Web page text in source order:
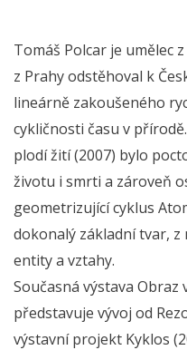
Tomáš Polcar je umělec
z Prahy odstěhoval k
lineárně zakoušeného
cykličnosti času v
plodí žití (2007) bylo
životu i smrti a zároveň
geometrizující cyklus
dokonalý základní tvar,
entity a vztahy.
Současná výstava Obraz
představuje vývoj od
výstavní projekt Kyklos